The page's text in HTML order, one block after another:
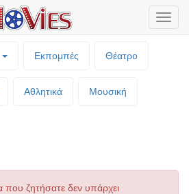
Εκπομπές Θέατρο
Αθλητικά Μουσική
που ζητήσατε δεν υπάρχει